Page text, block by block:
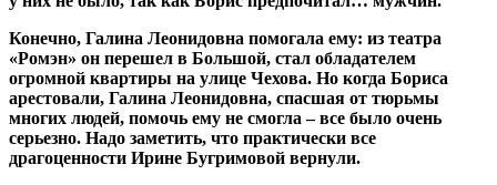
Конечно, Галина Леонидовна помогала ему: из театра
«Ромэн» он перешел в Большой, стал обладателем
огромной квартиры на улице Чехова. Но когда Бориса
арестовали, Галина Леонидовна, спасшая от тюрьмы
многих людей, помочь ему не смогла – все было очень
серьезно. Надо заметить, что практически все
драгоценности Ирине Бугримовой вернули.